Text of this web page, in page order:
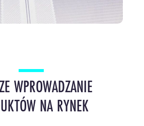
WPROWADZANIE
NA RYNEK